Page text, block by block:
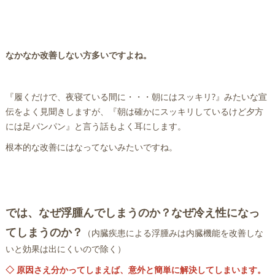
なかなか改善しない方多いですよね。
『履くだけで、夜寝ている間に・・・朝にはスッキリ?』みたいな宣
伝をよく見聞きしますが、『朝は確かにスッキリしているけど夕方
には足パンパン』と言う話もよく耳にします。
根本的な改善にはなってないみたいですね。
では、なぜ浮腫んでしまうのか？なぜ冷え性になっ
てしまうのか？
（内臓疾患による浮腫みは内臓機能を改善しな
いと効果は出にくいので除く）
◇ 原因さえ分かってしまえば、意外と簡単に解決してしまいます。